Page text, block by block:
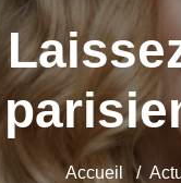
Accueil